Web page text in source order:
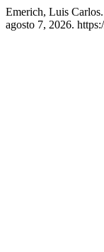
Emerich, Luis
agosto 7, 2026.